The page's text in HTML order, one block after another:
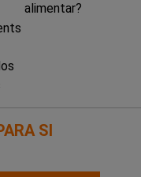
alimentar?
SI